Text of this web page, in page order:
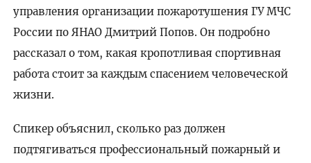
управления организации пожаротушения ГУ МЧС
России по ЯНАО Дмитрий Попов. Он подробно
рассказал о том, какая кропотливая спортивная
работа стоит за каждым спасением человеческой
жизни.
Спикер объяснил, сколько раз должен
подтягиваться профессиональный пожарный и